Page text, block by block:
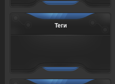
Теги